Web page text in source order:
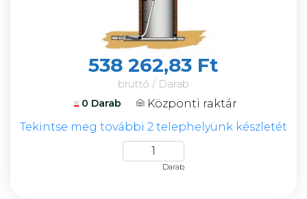
538 262,83 Ft
bruttó / Darab
0 Darab
Központi raktár
Tekintse meg további 2 telephelyünk készletét
Darab